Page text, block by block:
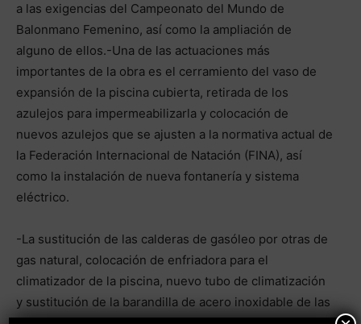
a las exigencias del Campeonato del Mundo de
Balonmano Femenino, así como la ampliación de
alguno de ellos.-Una de las actuaciones más
importantes de la obra es el cerramiento del vaso de
expansión de la piscina cubierta, retirada de los
azulejos para impermeabilizarla y colocación de
nuevos azulejos que se ajusten a la normativa actual de
la Federación Internacional de Natación (FINA), así
como la instalación de nueva fontanería y sistema
eléctrico.
-La sustitución de las calderas de gasóleo por otras de
gas natural, colocación de enfriadora para el
climatizador de la piscina, nuevo tubo de climatización
y sustitución de la barandilla de acero inoxidable de las